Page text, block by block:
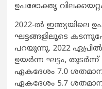
ഉപഭോക്തൃ
2022-ൽ ഇന്ത്യയിലെ
ഘട്ടങ്ങളിലൂടെ
പറയുന്നു. 2022
ഉയർന്ന ഘട്ടം, തുടർന്ന്
ഏകദേശം 7.0
ഏകദേശം 5.7